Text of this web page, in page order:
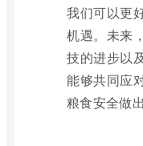
我们可以更
机遇。未来
技的进步以
能够共同应
粮食安全做